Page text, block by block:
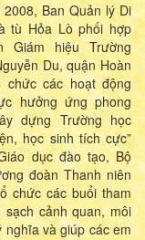
Ban Quản lý Di
tù Hỏa Lò phối hợp
Giám hiệu Trường
Du, quận Hoàn
chức các hoạt động
hưởng ứng phong
dựng Trường học
học sinh tích cực”
dục đào tạo, Bộ
đoàn Thanh niên
chức các buổi tham
cảnh quan, môi
và giúp các em